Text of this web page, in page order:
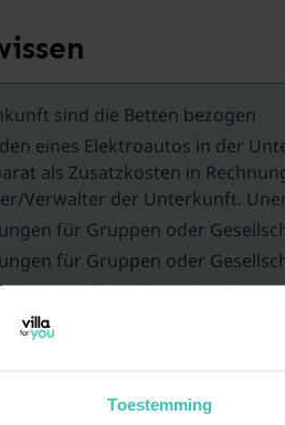
Toestemming
sind die Betten bezogen
eines Elektroautos in der
als Zusatzkosten in
Verwalter der Unterkunft.
für Gruppen oder
für Gruppen oder
und evtl. Nachbarn ist Lärm